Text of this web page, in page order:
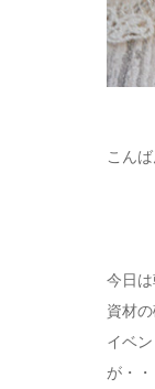
こん
今日は
資材
イベ
が・・